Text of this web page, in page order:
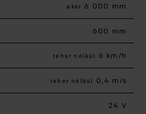
akár 6 000 mm
600 mm
teher nélkül 6 km/h
teher nélkül 0,4 m/s
24 V